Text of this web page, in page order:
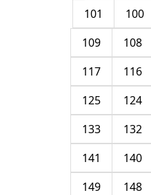
100
101
108
109
116
117
124
125
132
133
140
141
148
149